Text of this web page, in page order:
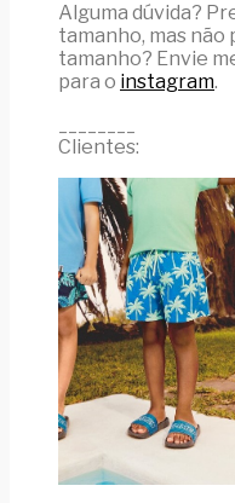
Alguma dúvida?
tamanho, mas
tamanho? Envie
para o instagram.
Clientes: